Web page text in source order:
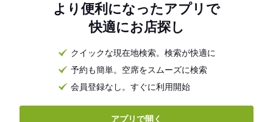
より便利になったアプリで
快適にお店探し
クイックな現在地検索。検索が快適に
予約も簡単。空席をスムーズに検索
会員登録なし。すぐに利用開始
アプリで開く